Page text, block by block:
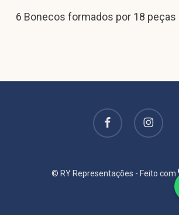
6 Bonecos formados por 18 peças
facebook instagram
© RY Representações - Feito com